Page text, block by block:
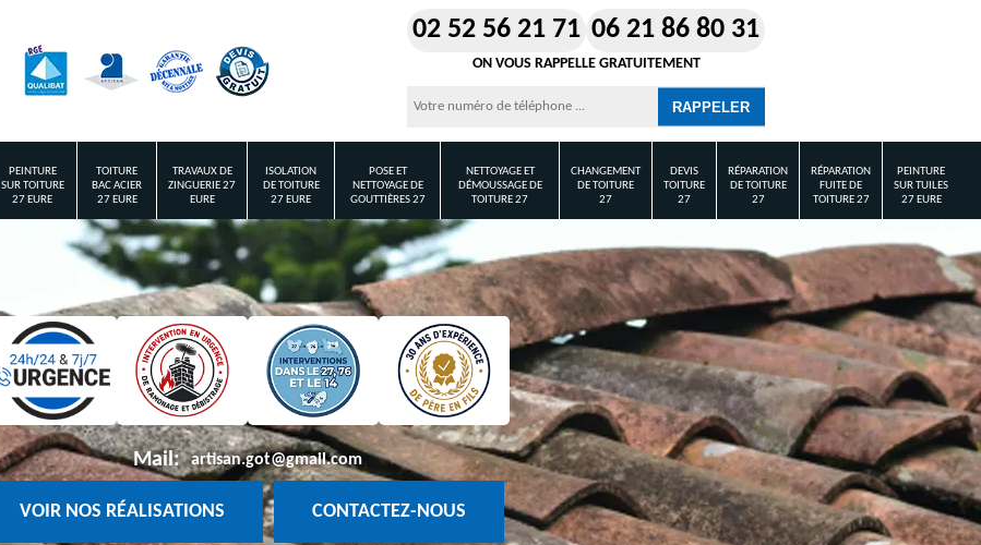
02 52 56 21 71 06 21 86 80 31
ON VOUS RAPPELLE GRATUITEMENT
PEINTURE
SUR TOITURE
27 EURE
TOITURE
BAC ACIER
27 EURE
TRAVAUX DE
ZINGUERIE 27
EURE
ISOLATION
DE TOITURE
27 EURE
POSE ET
NETTOYAGE DE
GOUTTIÈRES 27
NETTOYAGE ET
DÉMOUSSAGE DE
TOITURE 27
CHANGEMENT
DE TOITURE
27
DEVIS
TOITURE
27
RÉPARATION
DE TOITURE
27
RÉPARATION
FUITE DE
TOITURE 27
PEINTURE
SUR TUILES
27 EURE
Mail: artisan.got@gmail.com
VOIR NOS RÉALISATIONS CONTACTEZ-NOUS